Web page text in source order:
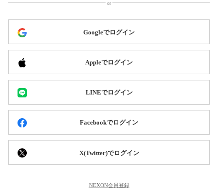
Googleでログイン
Appleでログイン
LINEでログイン
Facebookでログイン
X(Twitter)でログイン
NEXON会員登録